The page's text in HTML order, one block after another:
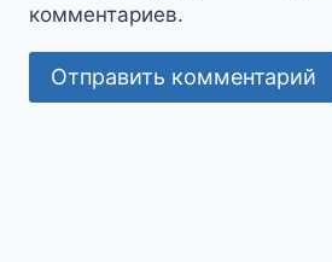
комментариев.